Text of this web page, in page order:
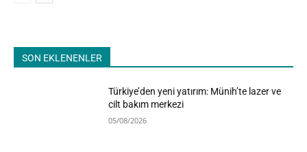
SON EKLENENLER
Türkiye’den yeni yatırım: Münih’te lazer ve
cilt bakım merkezi
05/08/2026